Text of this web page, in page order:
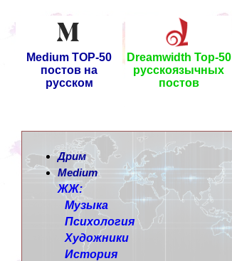
Medium TOP-50
постов на
русском
Dreamwidth Top-50
русскоязычных
постов
Дрим
Medium
ЖЖ:
Музыка
Психология
Художники
История